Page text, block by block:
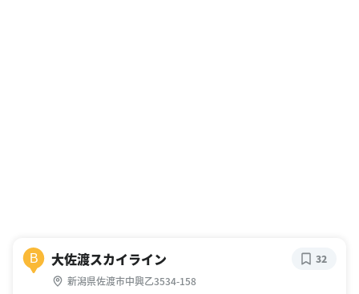
B 大佐渡スカイライン
新潟県佐渡市中興乙3534-158
32